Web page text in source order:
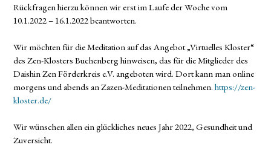
Rückfragen hierzu können wir erst im Laufe der Woche vom
10.1.2022 – 16.1.2022 beantworten.
Wir möchten für die Meditation auf das Angebot „Virtuelles Kloster“
des Zen-Klosters Buchenberg hinweisen, das für die Mitglieder des
Daishin Zen Förderkreis e.V. angeboten wird. Dort kann man online
morgens und abends an Zazen-Meditationen teilnehmen. https://zen-
kloster.de/
Wir wünschen allen ein glückliches neues Jahr 2022, Gesundheit und
Zuversicht.